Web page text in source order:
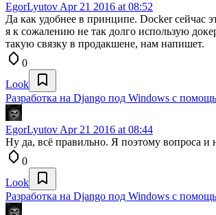
EgorLyutov Apr 21 2016 at 08:52
Да как удобнее в принципе. Docker сейчас
я к сожалению не так долго использую
такую связку в продакшене, нам напишет.
0
Look
Разработка на Django под Windows с
EgorLyutov Apr 21 2016 at 08:44
Ну да, всё правильно. Я поэтому вопроса и
0
Look
Разработка на Django под Windows с